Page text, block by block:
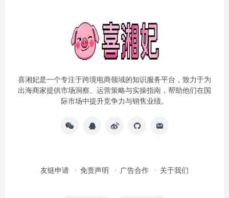
喜湘妃是一个专注于跨境电商领域的知识服务平台，致力于为
出海商家提供市场洞察、运营策略与实操指南，帮助他们在国
际市场中提升竞争力与销售业绩。
友链申请 免责声明 广告合作 关于我们